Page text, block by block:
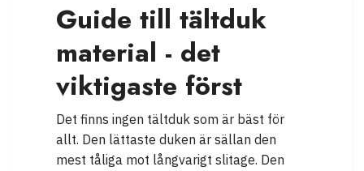
Guide till tältduk
material - det
viktigaste först
Det finns ingen tältduk som är bäst för
allt. Den lättaste duken är sällan den
mest tåliga mot långvarigt slitage. Den